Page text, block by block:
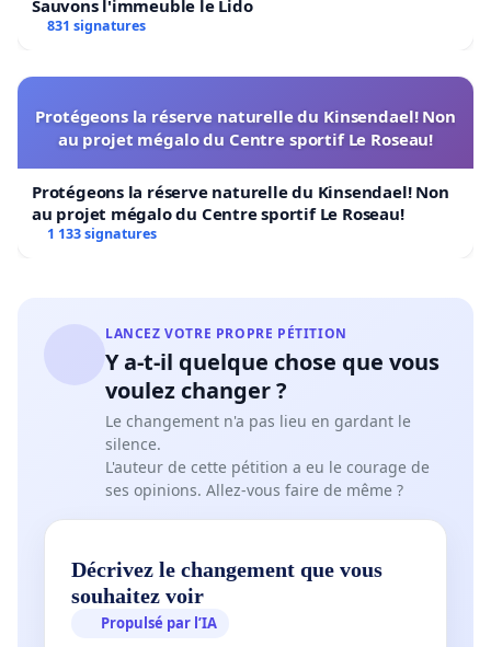
Sauvons l'immeuble le Lido
831 signatures
Protégeons la réserve naturelle du Kinsendael! Non
au projet mégalo du Centre sportif Le Roseau!
Protégeons la réserve naturelle du Kinsendael! Non
au projet mégalo du Centre sportif Le Roseau!
1 133 signatures
LANCEZ VOTRE PROPRE PÉTITION
Y a-t-il quelque chose que vous
voulez changer ?
Le changement n'a pas lieu en gardant le
silence.
L'auteur de cette pétition a eu le courage de
ses opinions. Allez-vous faire de même ?
Décrivez le changement que vous
souhaitez voir
Propulsé par l’IA